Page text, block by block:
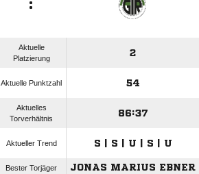
:
Aktuelle
Platzierung
2
Aktuelle Punktzahl 54
Aktuelles
Torverhältnis
86:37
Aktueller Trend S | S | U | S | U
Bester Torjäger
JONAS MARIUS EBNER